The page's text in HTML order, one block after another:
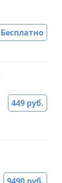
Бесплатно
449 руб.